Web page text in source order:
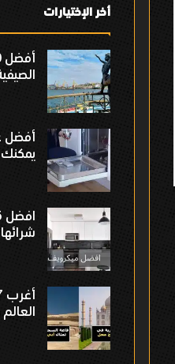
أخر الإختيارات
أفضل
يمكنك
شرائها